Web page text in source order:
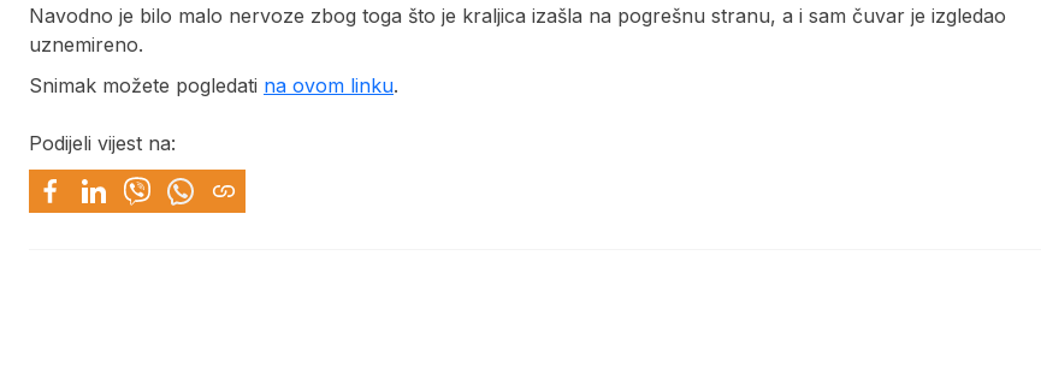
Navodno je bilo malo nervoze zbog toga što je kraljica izašla na pogrešnu stranu, a i sam čuvar je izgledao
uznemireno.
Snimak možete pogledati na ovom linku.
Podijeli vijest na: